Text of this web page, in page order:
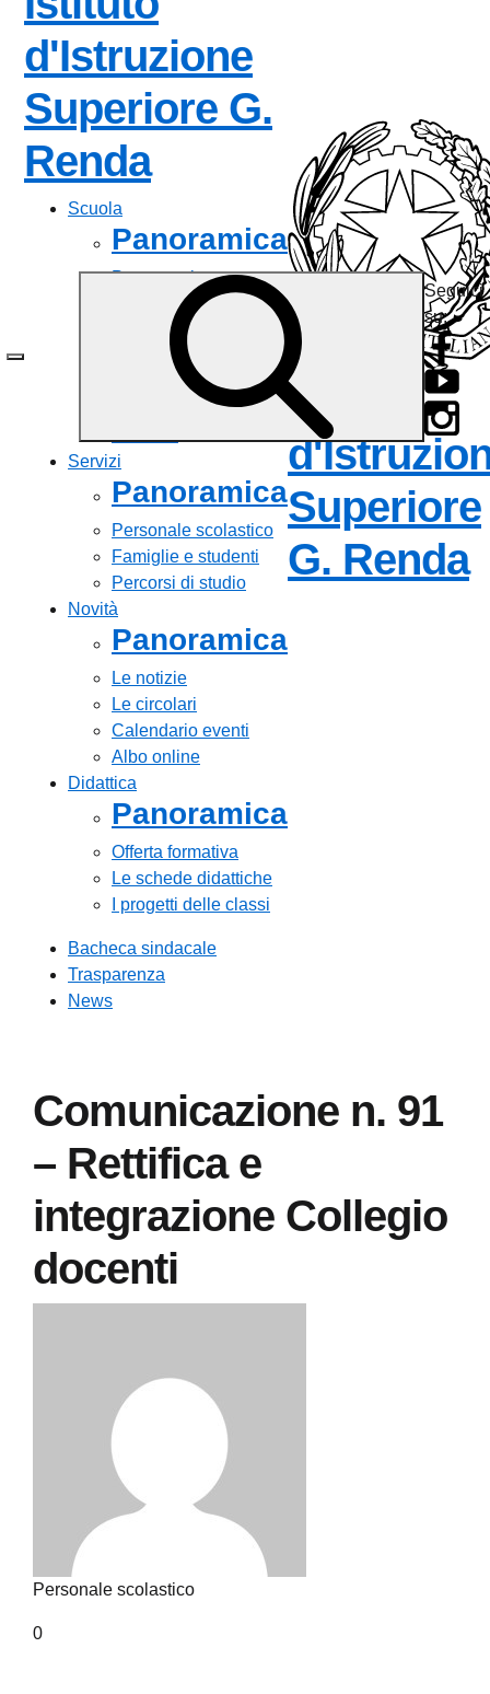
d'Istruzione
Superiore G.
Renda— Visita la
Scuola
Panoramica
Presentazione
Le persone
I numeri della scuola
Le carte della scuola
Organizzazione
Servizi
Panoramica
Personale scolastico
Famiglie e studenti
Percorsi di studio
Novità
Panoramica
Le notizie
Le circolari
Calendario eventi
Albo online
Didattica
Panoramica
Offerta formativa
Le schede didattiche
I progetti delle classi
Bacheca sindacale
Trasparenza
News
Istituto
Superiore
G. Renda
Seguici
su:
Comunicazione n. 91
– Rettifica e
integrazione Collegio
docenti
Personale scolastico
0